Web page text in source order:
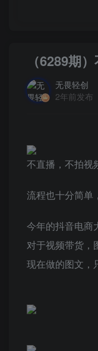
（6289期
无畏轻创
2年前发布
不直播，不拍视
流程也十分简单
今年的抖音电商
对于视频带货，
现在做的图文，